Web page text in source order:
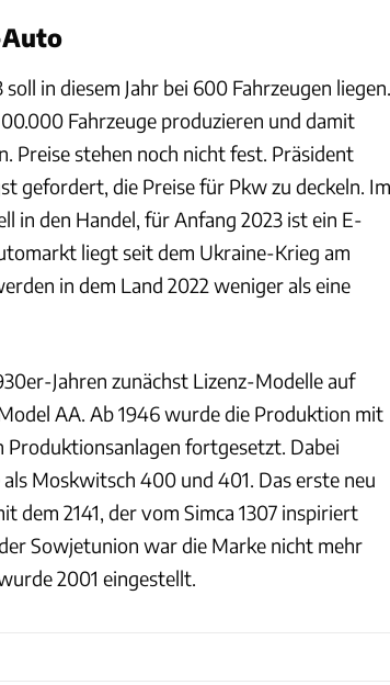
in diesem Jahr bei 600 Fahrzeugen liegen.
Fahrzeuge produzieren und damit
Preise stehen noch nicht fest. Präsident
gefordert, die Preise für Pkw zu deckeln. Im
in den Handel, für Anfang 2023 ist ein E-
liegt seit dem Ukraine-Krieg am
in dem Land 2022 weniger als eine
Jahren zunächst Lizenz-Modelle auf
AA. Ab 1946 wurde die Produktion mit
Produktionsanlagen fortgesetzt. Dabei
Moskwitsch 400 und 401. Das erste neu
dem 2141, der vom Simca 1307 inspiriert
Sowjetunion war die Marke nicht mehr
2001 eingestellt.